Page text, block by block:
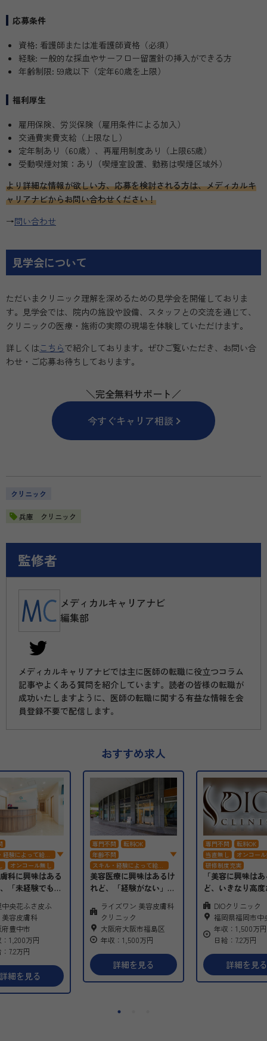
応募条件
資格: 看護師または准看護師資格（必須）
経験: 一般的な採血やサーフロー留置針の挿入ができる方
年齢制限: 59歳以下（定年60歳を上限）
福利厚生
雇用保険、労災保険（雇用条件による加入）
交通費実費支給（上限なし）
定年制あり（60歳）、再雇用制度あり（上限65歳）
受動喫煙対策：あり（喫煙室設置、勤務は喫煙区域外）
より詳細な情報が欲しい方、応募を検討される方は、メディカルキ
ャリアナビからお問い合わせください！
→問い合わせ
見学会について
ただいまクリニック理解を深めるための見学会を開催しておりま
す。見学会では、院内の施設や設備、スタッフとの交流を通じて、
クリニックの医療・施術の実際の現場を体験していただけます。
詳しくはこちらで紹介しております。ぜひご覧いただき、お問い合
わせ・ご応募お待ちしております。
＼完全無料サポート／
今すぐキャリア相談
クリニック
兵庫 クリニック
監修者
メディカルキャリアナビ
編集部
メディカルキャリアナビでは主に医師の転職に役立つコラム
記事やよくある質問を紹介しています。読者の皆様の転職が
成功いたしますように、医師の転職に関する有益な情報を会
員登録不要で配信します。
おすすめ求人
経験によって給与
オンコール無し
定時勤務
充実
境〇
歓迎
電子カルテ
ティブ
科に興味はある
「未経験でも本
られないので
不安を抱えてい
。
膚科専門医の
境” を整えてい
全予約制で残業
。一般皮膚科と
央花ふさ皮ふ
美容皮膚科
豊中市
1,200万円
7.2万円
詳細を見る
専門不問
転科OK
年齢不問
スキル・経験によって給与
交渉
当直無し
オンコール無し
研修制度充実
美容医療に興味はあるけ
れど、「経験がない」
るか不安」という先生も
ご安心ください。
当院では美容未経験の方
も歓迎し、基礎から学べ
る研修体制をご用意して
います。患者様一人ひと
りに丁寧に寄り添いなが
ライズワン 美容皮膚科
クリニック
大阪府大阪市福島区
年収：1,500万円
詳細を見る
専門不問
転科OK
当直無し
オンコー
研修制度充実
女性医師歓迎
電子
「美容に興味は
ど、いきなり高
は少し不安…」「
く始められる環
したい」──そん
にこそ、DIOクリ
は最適です。
広告認知度の高
た集患基盤のも
後も医師が継続
DIOクリニッ
福岡県福岡市中
年収：1,500万円
日給：7.2万円
詳細を見る